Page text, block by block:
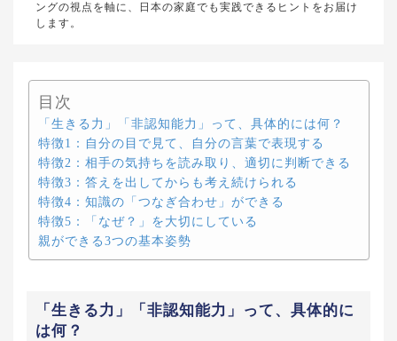
ングの視点を軸に、日本の家庭でも実践できるヒントをお届け
します。
目次
「生きる力」「非認知能力」って、具体的には何？
特徴1：自分の目で見て、自分の言葉で表現する
特徴2：相手の気持ちを読み取り、適切に判断できる
特徴3：答えを出してからも考え続けられる
特徴4：知識の「つなぎ合わせ」ができる
特徴5：「なぜ？」を大切にしている
親ができる3つの基本姿勢
「生きる力」「非認知能力」って、具体的に
は何？